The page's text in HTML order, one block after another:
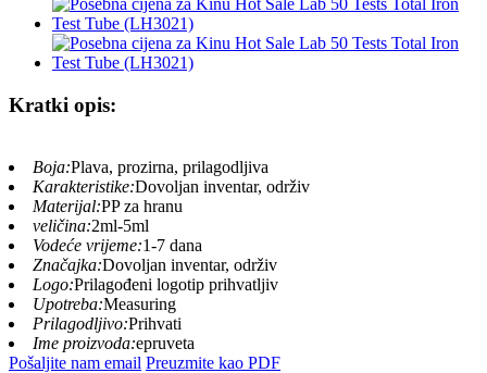
Kratki opis:
Boja:Plava, prozirna, prilagodljiva
Karakteristike:Dovoljan inventar, održiv
Materijal:PP za hranu
veličina:2ml-5ml
Vodeće vrijeme:1-7 dana
Značajka:Dovoljan inventar, održiv
Logo:Prilagođeni logotip prihvatljiv
Upotreba:Measuring
Prilagodljivo:Prihvati
Ime proizvoda:epruveta
Pošaljite nam email Preuzmite kao PDF